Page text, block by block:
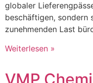
globaler
beschäftigen, sondern
zunehmenden Last
Weiterlesen »